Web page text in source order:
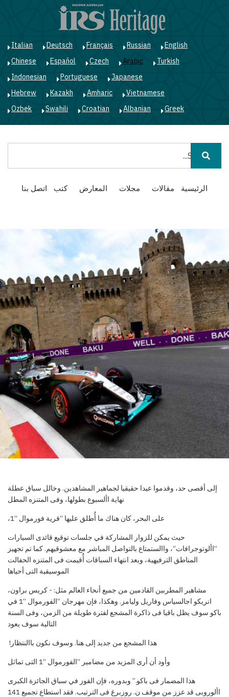
English
Russian
Français
Deutsch
Italian
Turkish
Arabic
Czech
Español
Chinese
Japanese
Portuguese
Indonesian
Vietnamese
Amharic
Kazakh
Hebrew
Greek
Albanian
Croatian
Swahili
Ozbek
Main
navigation
الرئيسية مقالات مجلات المعارض كتب اتصل بنا
إلى أقصى حد، وقدموا عيدا حقيقيا لجماهير المشاهدين. وخالل سباق عطلة
نهاية األسبوع بطولها، وفى المتنزه المطل
على البحر، كان هناك ما أطلق عليها ”قرية فورموال ”1،
حيث يمكن للزوار المشاركة في جلسات توقيع قائدى السيارات
”األوتوجرافات”، واالستمتاع بالتواصل المباشر مع معشوقيهم. كما تم تجهيز
المناطق الترفيهية، وبعد انتهاء السباقات أقيمت فى المتنزه الحفالت
الموسيقية التى أحياها
مشاهير المطربين القادمين من جميع أنحاء العالم مثل: - كريس براون،
انريكو اجالسياس وفاريل وليامز. وهكذا، فإن مهرجان ”الفورموال ”1 في
باكو سوف يظل باقيا فى ذاكرة المشجع لفترة طويلة من الزمن، وفى السنة
التالية سوف يعود
هذا المشجع من جديد إلى هنا. وسوف نكون باالنتظار!
وأود أن أرى المزيد من مضامير ”الفورموال ”1 التى تماثل
هذا المضمار فى باكو.” وبدوره، فإن الفوز في سباق الجائزة الكبرى
األوروبى قد عزز من موقف ن. روزبرغ فى الترتيب. فقد استطاع تجميع 141